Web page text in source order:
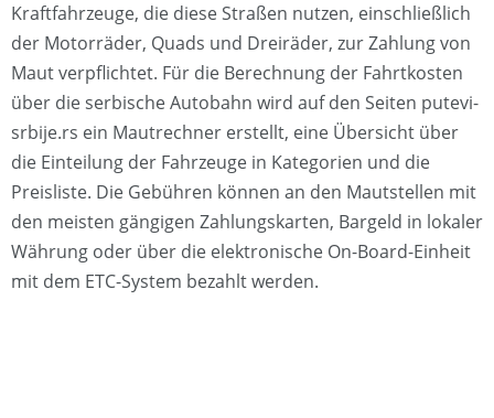
Kraftfahrzeuge, die diese Straßen nutzen, einschließlich
der Motorräder, Quads und Dreiräder, zur Zahlung von
Maut verpflichtet. Für die Berechnung der Fahrtkosten
über die serbische Autobahn wird auf den Seiten putevi-
srbije.rs ein Mautrechner erstellt, eine Übersicht über
die Einteilung der Fahrzeuge in Kategorien und die
Preisliste. Die Gebühren können an den Mautstellen mit
den meisten gängigen Zahlungskarten, Bargeld in lokaler
Währung oder über die elektronische On-Board-Einheit
mit dem ETC-System bezahlt werden.